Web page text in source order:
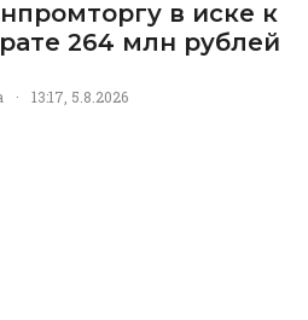
в иске к
264 млн рублей
· 13:17, 5.8.2026